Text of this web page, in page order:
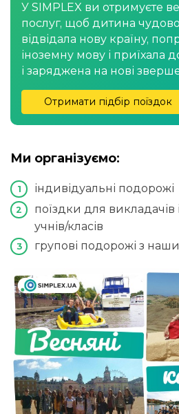
У SIMPLEX ви отримуєте
послуг, щоб дитина
відвідала нову країну,
іноземну мову і приїхала
і заряджена на нові
Отримати підбір поїздок
Ми організуємо:
індивідуальні подорожі
поїздки для викладачів
учнів/класів
групові подорожі з